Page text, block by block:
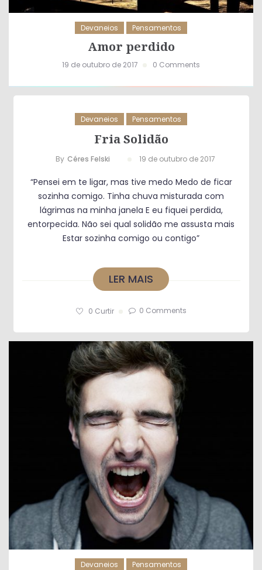
Devaneios Pensamentos
Amor perdido
19 de outubro de 2017 0 Comments
Devaneios Pensamentos
Fria Solidão
By Céres Felski 19 de outubro de 2017
“Pensei em te ligar, mas tive medo Medo de ficar
sozinha comigo. Tinha chuva misturada com
lágrimas na minha janela E eu fiquei perdida,
entorpecida. Não sei qual solidão me assusta mais
Estar sozinha comigo ou contigo”
LER MAIS
0 Curtir 0 Comments
Devaneios Pensamentos